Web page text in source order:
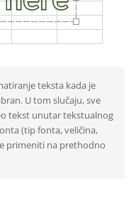
teksta kada je
U tom slučaju, sve
tekst unutar tekstualnog
(tip fonta, veličina,
primeniti na prethodno